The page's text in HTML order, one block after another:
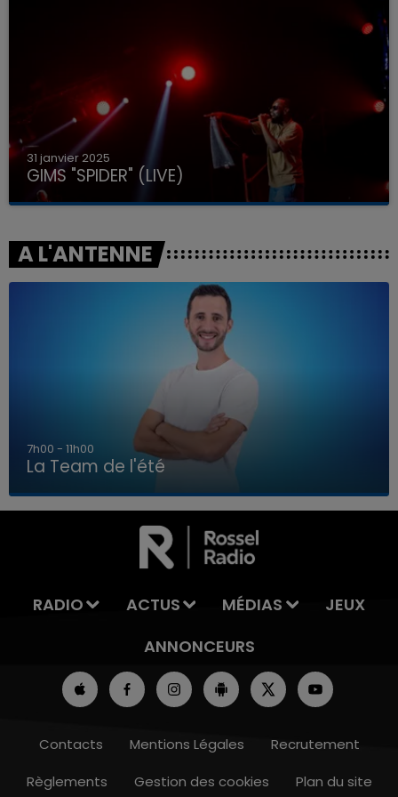
LA TEAM DE L'ÉTÉ
31 janvier 2025
GIMS "SPIDER" (LIVE)
A L'ANTENNE
7h00 - 11h00
La Team de l'été
RADIO ACTUS MÉDIAS
JEUX
ANNONCEURS
Contacts Mentions Légales
Recrutement
Règlements
Gestion des cookies Plan du site